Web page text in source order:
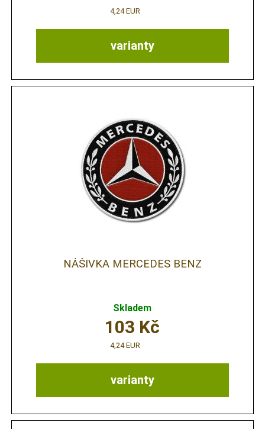
varianty
4,24 EUR
NÁŠIVKA MERCEDES BENZ
Skladem
varianty
103 Kč
4,24 EUR